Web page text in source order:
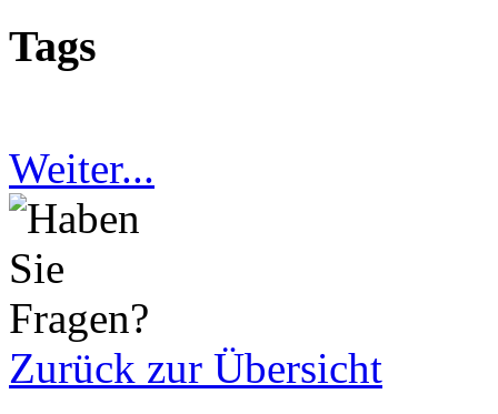
Tags
Weiter...
Zurück zur Übersicht